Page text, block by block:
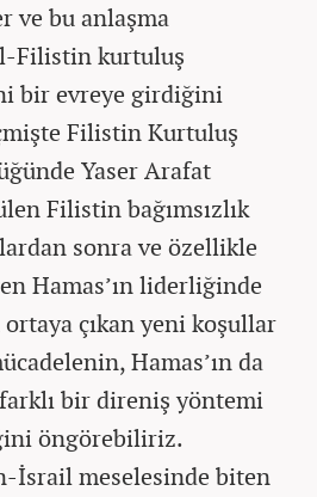
ve bu anlaşma
Filistin kurtuluş
bir evreye girdiğini
Filistin Kurtuluş
Yaser Arafat
Filistin bağımsızlık
sonra ve özellikle
Hamas’ın liderliğinde
çıkan yeni koşullar
Hamas’ın da
bir direniş yöntemi
öngörebiliriz.
İsrail meselesinde biten